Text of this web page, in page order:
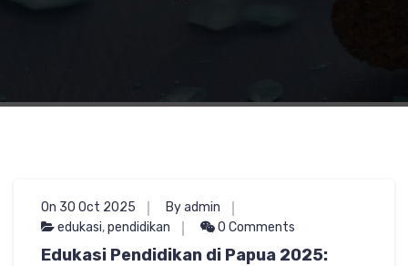
On 30 Oct 2025
By admin
edukasi,pendidikan 0 Comments
Edukasi Pendidikan di Papua 2025: